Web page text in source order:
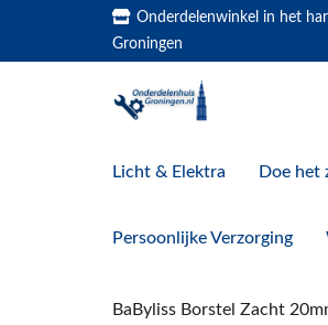
Onderdelenwinkel in het
Groningen
Licht & Elektra Doe het
Persoonlijke Verzorging
BaByliss Borstel Zacht